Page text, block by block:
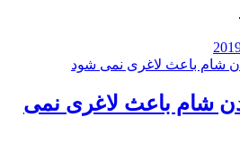
شام باعث لاغری نمی